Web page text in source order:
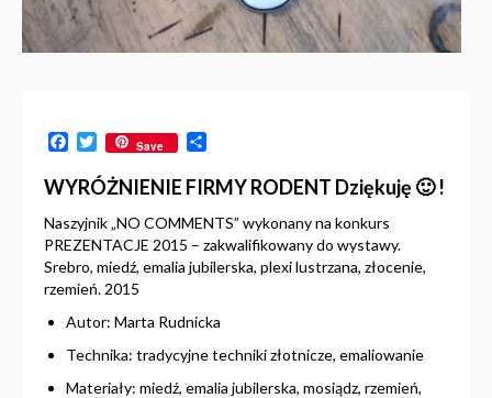
Facebook
Twitter
Save
WYRÓŻNIENIE FIRMY RODENT Dziękuję 🙂 !
Naszyjnik „NO COMMENTS” wykonany na konkurs
PREZENTACJE 2015 – zakwalifikowany do wystawy.
Srebro, miedź, emalia jubilerska, plexi lustrzana, złocenie,
rzemień. 2015
Autor: Marta Rudnicka
Technika: tradycyjne techniki złotnicze, emaliowanie
Materiały: miedź, emalia jubilerska, mosiądz, rzemień,